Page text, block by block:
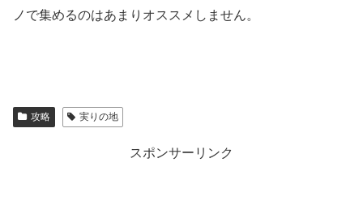
ノで集めるのはあまりオススメしません。
攻略 実りの地
スポンサーリンク